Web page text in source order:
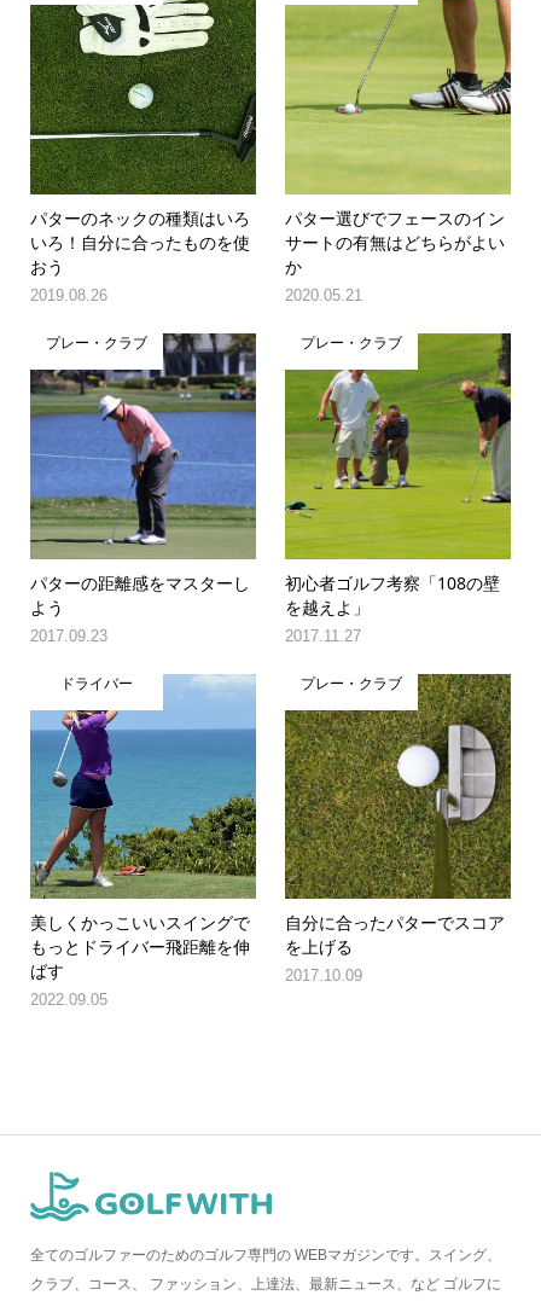
パターのネックの種類はいろ
いろ！自分に合ったものを使
おう
2019.08.26
パター選びでフェースのイン
サートの有無はどちらがよい
か
2020.05.21
プレー・クラブ
パターの距離感をマスターし
よう
2017.09.23
プレー・クラブ
初心者ゴルフ考察「108の壁
を越えよ」
2017.11.27
ドライバー
美しくかっこいいスイングで
もっとドライバー飛距離を伸
ばす
2022.09.05
プレー・クラブ
自分に合ったパターでスコア
を上げる
2017.10.09
全てのゴルファーのためのゴルフ専門の WEBマガジンです。スイング、
クラブ、コース、 ファッション、上達法、最新ニュース、など ゴルフに